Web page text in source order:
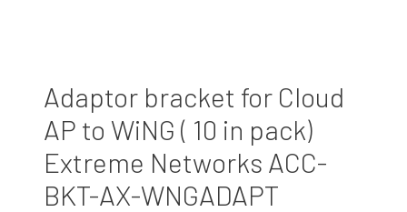
Adaptor bracket for Cloud
AP to WiNG ( 10 in pack)
Extreme Networks ACC-
BKT-AX-WNGADAPT